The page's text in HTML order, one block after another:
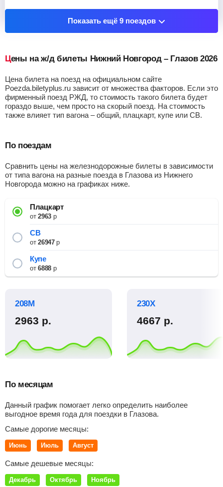
Показать ещё 9 поездов
Цены на ж/д билеты Нижний Новгород – Глазов 2026
Цена билета на поезд на официальном сайте
Poezda.biletyplus.ru зависит от множества факторов. Если это
фирменный поезд РЖД, то стоимость такого билета будет
гораздо выше, чем просто на скорый поезд. На стоимость
также влияет тип вагона – общий, плацкарт, купе или СВ.
По поездам
Сравнить цены на железнодорожные билеты в зависимости
от типа вагона на разные поезда в Глазова из Нижнего
Новгорода можно на графиках ниже.
Плацкарт
от2963р
СВ
от26947р
Купе
от6888р
208М
2963 р.
230Х
4667 р.
По месяцам
Данный график помогает легко определить наиболее
выгодное время года для поездки в Глазова.
Самые дорогие месяцы:
Июнь Июль Август
Самые дешевые месяцы:
Декабрь Октябрь Ноябрь